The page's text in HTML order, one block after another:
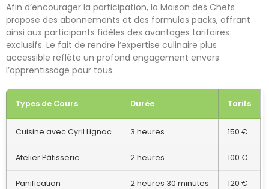
Afin d’encourager la participation, la Maison des Chefs
propose des abonnements et des formules packs, offrant
ainsi aux participants fidèles des avantages tarifaires
exclusifs. Le fait de rendre l’expertise culinaire plus
accessible reflète un profond engagement envers
l’apprentissage pour tous.
Types de Cours Durée Tarifs
Cuisine avec Cyril Lignac 3 heures 150 €
Atelier Pâtisserie 2 heures 100 €
Panification 2 heures 30 minutes 120 €